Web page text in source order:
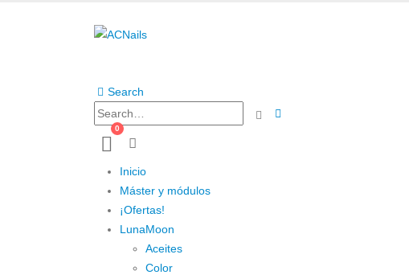
Search
0
Inicio
Máster y módulos
¡Ofertas!
LunaMoon
Aceites
Color